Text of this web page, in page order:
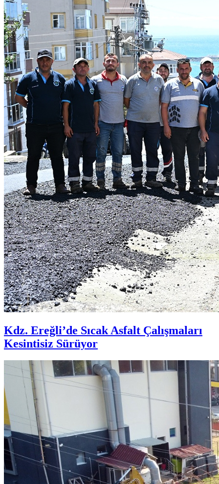
Kdz. Ereğli’de Sıcak Asfalt Çalışmaları
Kesintisiz Sürüyor